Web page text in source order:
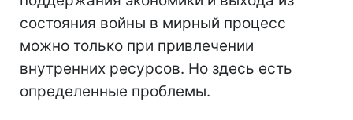
состояния войны в мирный процесс
можно только при привлечении
внутренних ресурсов. Но здесь есть
определенные проблемы.